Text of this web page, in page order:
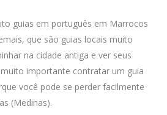
guias em português em Marrocos
que são guias locais muito
na cidade antiga e ver seus
importante contratar um guia
você pode se perder facilmente
(Medinas).